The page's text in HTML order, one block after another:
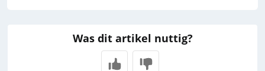
Was dit artikel nuttig?